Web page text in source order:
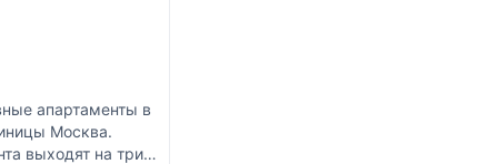
апартаменты в
Москва.
выходят на три